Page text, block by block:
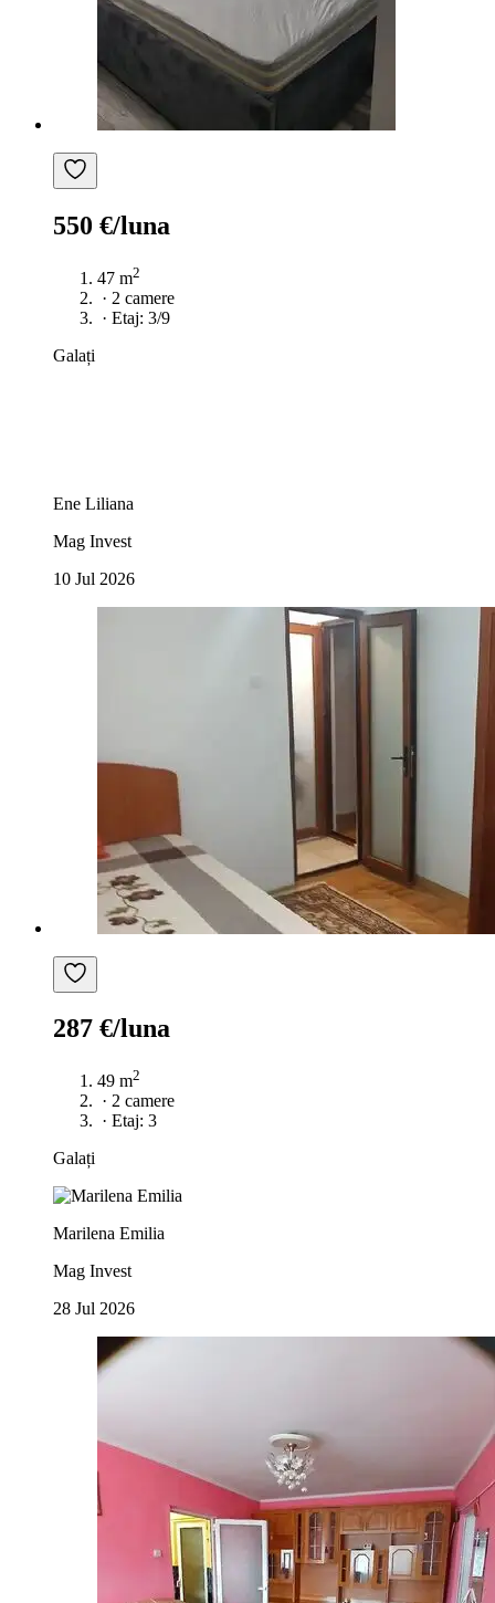
550 €/luna
47 m2
· 2 camere
· Etaj: 3/9
Galați
Ene Liliana
Mag Invest
10 Jul 2026
287 €/luna
49 m2
· 2 camere
· Etaj: 3
Galați
Marilena Emilia
Mag Invest
28 Jul 2026